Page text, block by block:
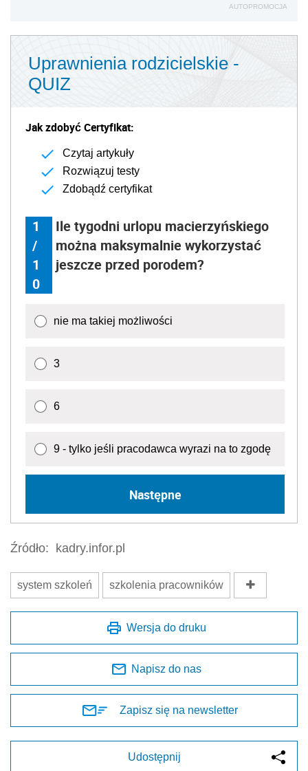
AUTOPROMOCJA
Uprawnienia rodzicielskie -
QUIZ
Jak zdobyć Certyfikat:
Czytaj artykuły
Rozwiązuj testy
Zdobądź certyfikat
1
/
1
0
Ile tygodni urlopu macierzyńskiego
można maksymalnie wykorzystać
jeszcze przed porodem?
nie ma takiej możliwości
3
6
9 - tylko jeśli pracodawca wyrazi na to zgodę
Następne
Źródło: kadry.infor.pl
system szkoleń szkolenia pracowników
Wersja do druku
Napisz do nas
Zapisz się na newsletter
Udostępnij